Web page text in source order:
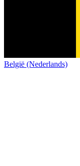
België (Nederlands)